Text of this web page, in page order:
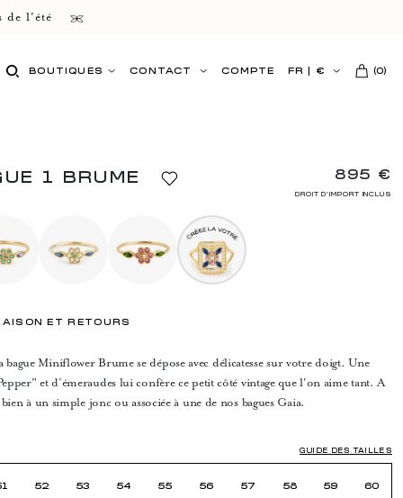
de l'été
BOUTIQUES CONTACT COMPTE FR € (0)
1 BRUME 895 €
DROIT D'IMPORT INCLUS
ET RETOURS
Miniflower Brume se dépose avec délicatesse sur votre doigt. Une
et d’émeraudes lui confère ce petit côté vintage que l'on aime tant. A
à un simple jonc ou associée à une de nos bagues Gaia.
GUIDE DES TAILLES
52 53 54 55 56 57 58 59 60